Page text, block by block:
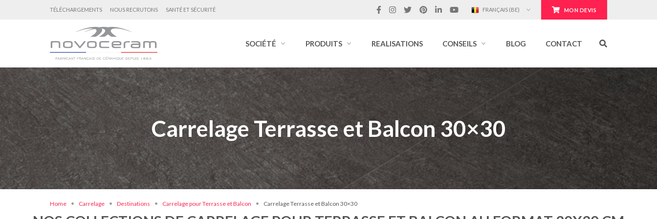
TÉLÉCHARGEMENTS NOUS RECRUTONS SANTÉ ET SÉCURITÉ FRANÇAIS (BE) MON DEVIS
SOCIÉTÉ PRODUITS REALISATIONS CONSEILS BLOG CONTACT
Carrelage Terrasse et Balcon 30×30
Home Carrelage Destinations Carrelage pour Terrasse et Balcon Carrelage Terrasse et Balcon 30×30